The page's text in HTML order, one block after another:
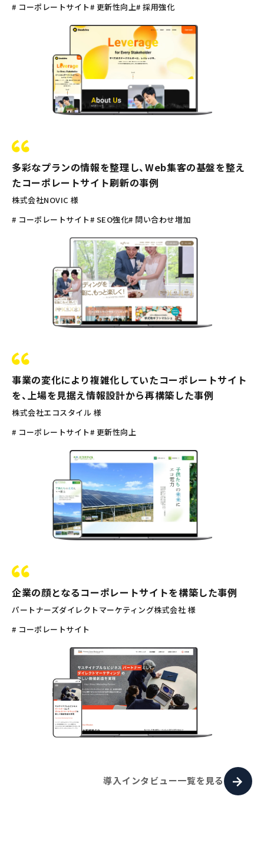
# コーポレートサイト# 更新性向上# 採用強化
多彩なプランの情報を整理し、Web集客の基盤を整え
たコーポレートサイト刷新の事例
株式会社NOVIC 様
# コーポレートサイト# SEO強化# 問い合わせ増加
事業の変化により複雑化していたコーポレートサイト
を、上場を見据え情報設計から再構築した事例
株式会社エコスタイル 様
# コーポレートサイト# 更新性向上
企業の顔となるコーポレートサイトを構築した事例
パートナーズダイレクトマーケティング株式会社 様
# コーポレートサイト
導入インタビュー一覧を見る